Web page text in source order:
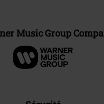
Music Group